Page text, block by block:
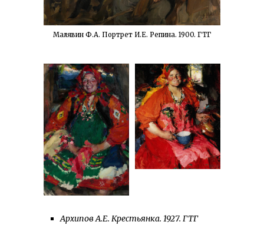
Малявин Ф.А. Портрет И.Е. Репина. 1900. ГТГ
Архипов А.Е. Крестьянка. 1927. ГТГ